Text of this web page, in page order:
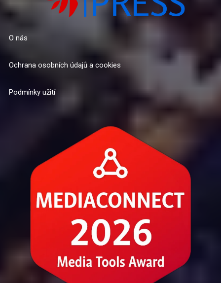
O nás
Ochrana osobních údajů a cookies
Podmínky užití